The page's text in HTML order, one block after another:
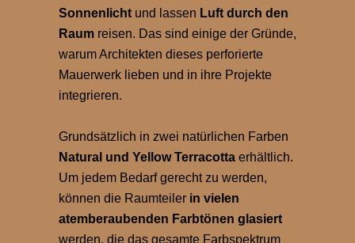
Sonnenlicht und lassen Luft durch den
Raum reisen. Das sind einige der Gründe,
warum Architekten dieses perforierte
Mauerwerk lieben und in ihre Projekte
integrieren.
Grundsätzlich in zwei natürlichen Farben
Natural und Yellow Terracotta erhältlich.
Um jedem Bedarf gerecht zu werden,
können die Raumteiler in vielen
atemberaubenden Farbtönen glasiert
werden, die das gesamte Farbspektrum